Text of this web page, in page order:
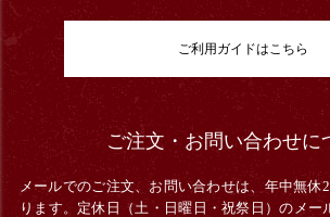
ご利用ガイドはこちら
ご注文・お問い合わせに
メールでのご注文、お問い合わせは、年中無休
ります。定休日（土・日曜日・祝祭日）のメー